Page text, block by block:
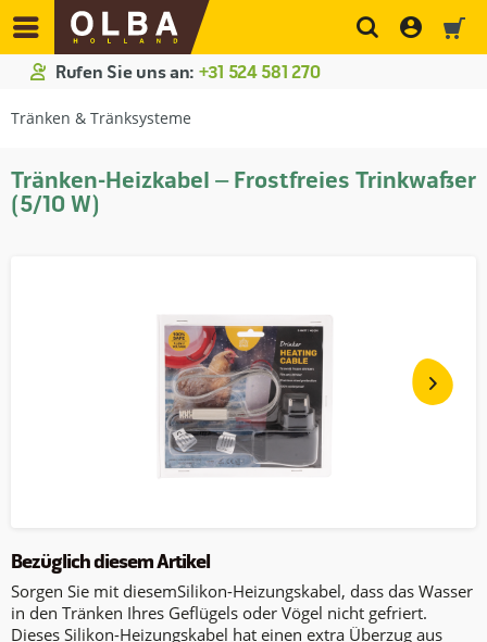
Rufen Sie uns an: +31 524 581 270
Tränken & Tränksysteme
Tränken-Heizkabel – Frostfreies Trinkwasser
(5/10 W)
Bezüglich diesem Artikel
Sorgen Sie mit diesemSilikon-Heizungskabel, dass das Wasser
in den Tränken Ihres Geflügels oder Vögel nicht gefriert.
Dieses Silikon-Heizungskabel hat einen extra Überzug aus